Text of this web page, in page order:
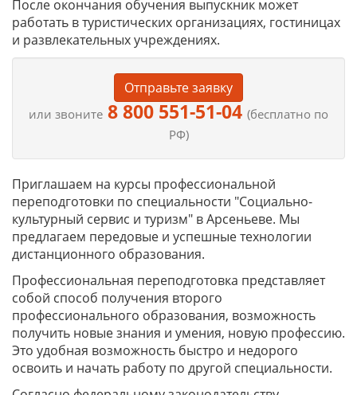
После окончания обучения выпускник может
работать в туристических организациях, гостиницах
и развлекательных учреждениях.
Отправьте заявку
или звоните 8 800 551-51-04 (бесплатно по
РФ)
Приглашаем на курсы профессиональной
переподготовки по специальности "Социально-
культурный сервис и туризм" в Арсеньеве. Мы
предлагаем передовые и успешные технологии
дистанционного образования.
Профессиональная переподготовка представляет
собой способ получения второго
профессионального образования, возможность
получить новые знания и умения, новую профессию.
Это удобная возможность быстро и недорого
освоить и начать работу по другой специальности.